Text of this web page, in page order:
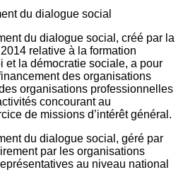
du dialogue social, créé par la
relative à la formation
et la démocratie sociale, a pour
des organisations
organisations professionnelles
concourant au
de missions d’intérêt général.
du dialogue social, géré par
par les organisations
au niveau national